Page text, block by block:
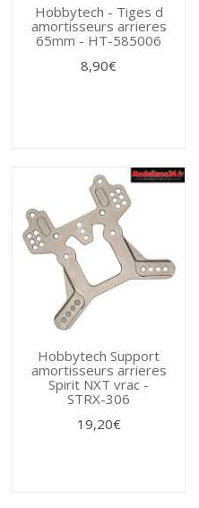
Hobbytech - Tiges d
amortisseurs arrieres
65mm - HT-585006
8,90€
Hobbytech Support
amortisseurs arrieres
Spirit NXT vrac -
STRX-306
19,20€